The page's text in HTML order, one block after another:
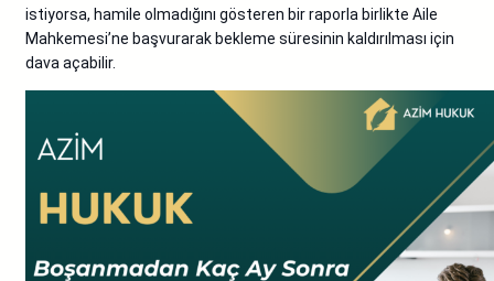
istiyorsa, hamile olmadığını gösteren bir raporla birlikte Aile
Mahkemesi’ne başvurarak bekleme süresinin kaldırılması için
dava açabilir.